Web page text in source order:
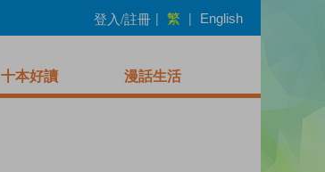
登入/註冊 | 繁 | English
十本好讀 漫話生活